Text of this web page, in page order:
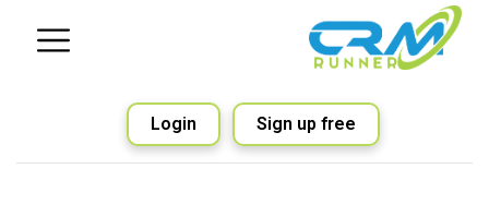
Sign up free
Login